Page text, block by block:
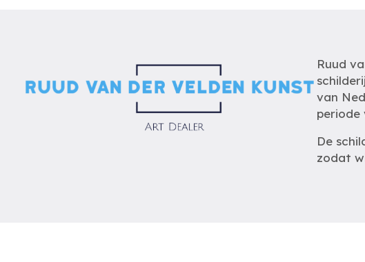
Ruud
van
periode
De
zodat